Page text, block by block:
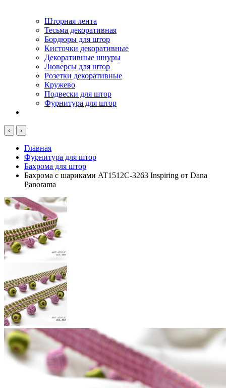
Шторная лента
Тесьма декоративная
Бордюры для штор
Кисточки декоративные
Декоративные шнуры
Люверсы для штор
Розетки декоративные
Кружево
Подвески для штор
Фурнитура для штор
‹ ›
Главная
Фурнитура для штор
Бахрома для штор
Бахрома с шариками AT1512C-3263 Inspiring от Dana
Panorama